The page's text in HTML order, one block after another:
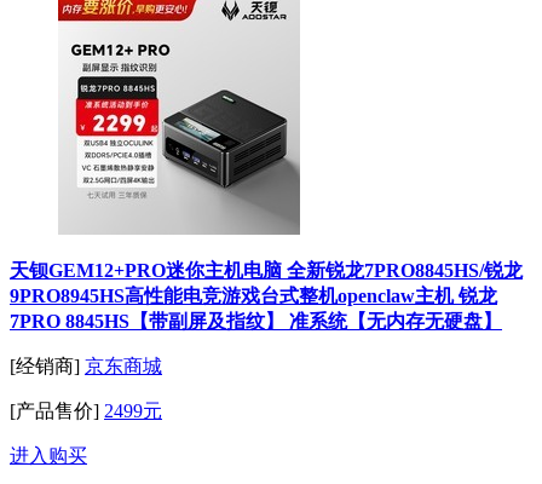
天钡GEM12+PRO迷你主机电脑 全新锐龙7PRO8845HS/锐龙
9PRO8945HS高性能电竞游戏台式整机openclaw主机 锐龙
7PRO 8845HS【带副屏及指纹】 准系统【无内存无硬盘】
[经销商] 京东商城
[产品售价] 2499元
进入购买